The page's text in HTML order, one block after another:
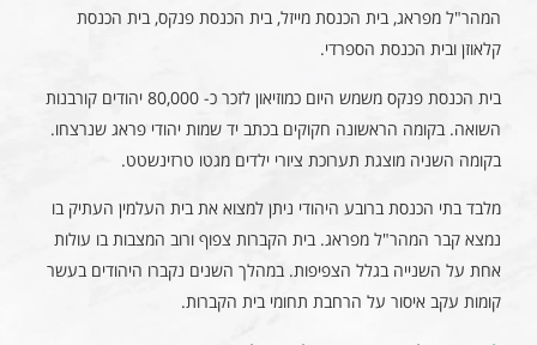
המהר"ל מפראג, בית הכנסת מייזל, בית הכנסת פנקס, בית הכנסת
קלאוזן ובית הכנסת הספרדי.
בית הכנסת פנקס משמש היום כמוזיאון לזכר כ- 80,000 יהודים קורבנות
השואה. בקומה הראשונה חקוקים בכתב יד שמות יהודי פראג שנרצחו.
בקומה השניה מוצגת תערוכת ציורי ילדים מגטו טרזינשטט.
מלבד בתי הכנסת ברובע היהודי ניתן למצוא את בית העלמין העתיק בו
נמצא קבר המהר"ל מפראג. בית הקברות צפוף ורוב המצבות בו עולות
אחת על השנייה בגלל הצפיפות. במהלך השנים נקברו היהודים בעשר
קומות עקב איסור על הרחבת תחומי בית הקברות.